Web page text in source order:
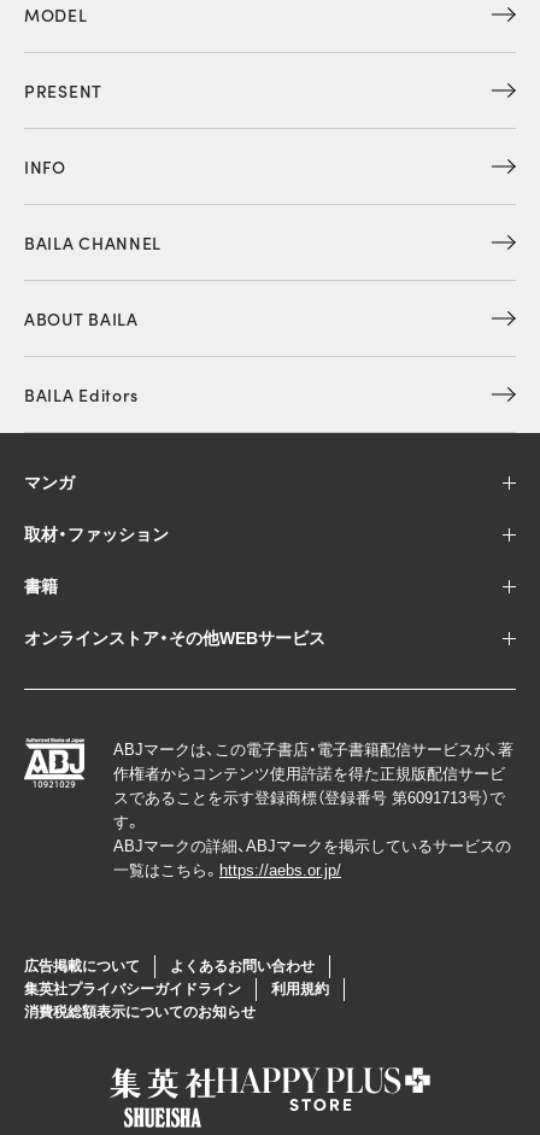
MODEL
PRESENT
INFO
BAILA CHANNEL
ABOUT BAILA
BAILA Editors
マンガ
取材・ファッション
書籍
オンラインストア・その他WEBサービス
ABJマークは、この電子書店・電子書籍配信サービスが、著
作権者からコンテンツ使用許諾を得た正規版配信サービ
スであることを示す登録商標（登録番号 第6091713号）で
す。
ABJマークの詳細、ABJマークを掲示しているサービスの
一覧はこちら。 https://aebs.or.jp/
広告掲載について
よくあるお問い合わせ
集英社プライバシーガイドライン
利用規約
消費税総額表示についてのお知らせ